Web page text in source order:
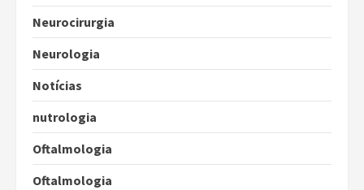
Neurocirurgia
Neurologia
Notícias
nutrologia
Oftalmologia
Oftalmologia